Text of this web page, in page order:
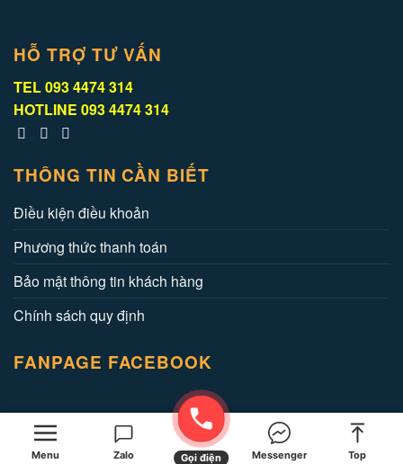
HỖ TRỢ TƯ VẤN
TEL093 4474 314
HOTLINE 093 4474 314
THÔNG TIN CẦN BIẾT
Điều kiện điều khoản
Phương thức thanh toán
Bảo mật thông tin khách hàng
Chính sách quy định
FANPAGE FACEBOOK
Copyright 2026 © Travel Tour - Đưa bạn đi muôn nơi
Menu Zalo Gọi điện Messenger Top